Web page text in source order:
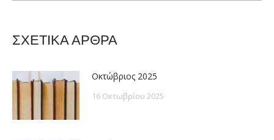
ΣΧΕΤΙΚΑ ΑΡΘΡΑ
Οκτώβριος 2025
16 Οκτωβρίου 2025